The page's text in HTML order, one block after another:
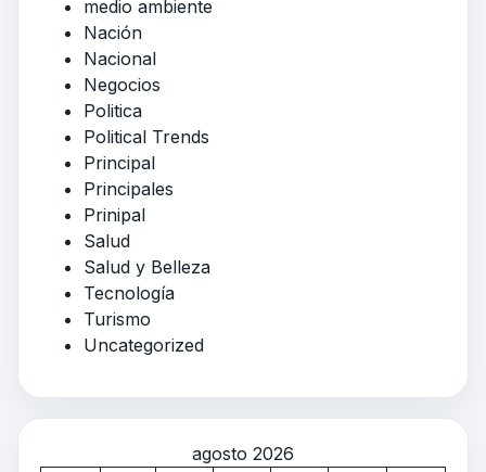
medio ambiente
Nación
Nacional
Negocios
Politica
Political Trends
Principal
Principales
Prinipal
Salud
Salud y Belleza
Tecnología
Turismo
Uncategorized
agosto 2026